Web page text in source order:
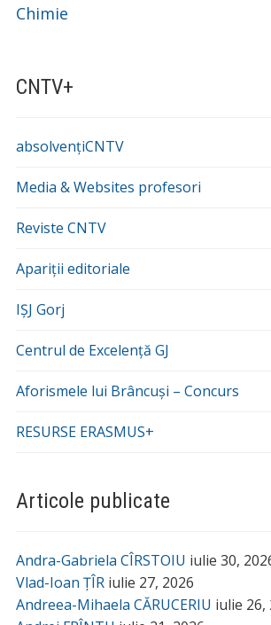
CNTV+
absolvențiCNTV
Media & Websites profesori
Reviste CNTV
Apariții editoriale
IȘJ Gorj
Centrul de Excelență GJ
Aforismele lui Brâncuși – Concurs
RESURSE ERASMUS+
Articole publicate
Andra-Gabriela CÎRSTOIU iulie 30,
Vlad-Ioan ȚÎR iulie 27, 2026
Andreea-Mihaela CĂRUCERIU iulie 26,
Chimie